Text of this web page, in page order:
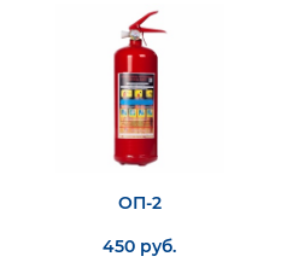
ОП-2
450 руб.